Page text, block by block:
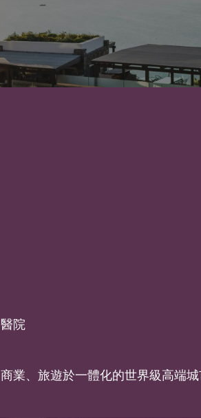
院
業、旅遊於一體化的世界級高端城